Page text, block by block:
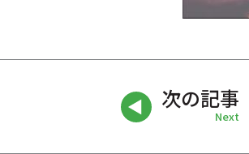
次の記事
Next